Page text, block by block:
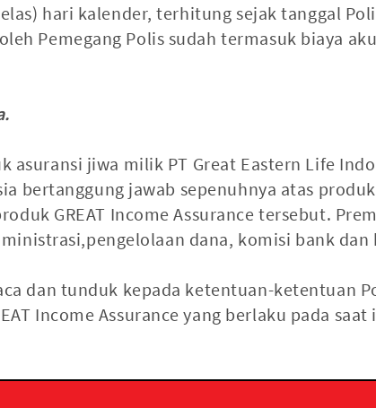
hari kalender, terhitung sejak tanggal
Pemegang Polis sudah termasuk biaya
asuransi jiwa milik PT Great Eastern Life
bertanggung jawab sepenuhnya atas produk
GREAT Income Assurance tersebut.
dana, komisi bank
dan tunduk kepada ketentuan-ketentuan
Income Assurance yang berlaku pada